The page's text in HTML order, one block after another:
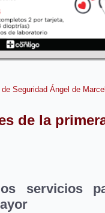
Seguridad Ángel de
de la
servicios